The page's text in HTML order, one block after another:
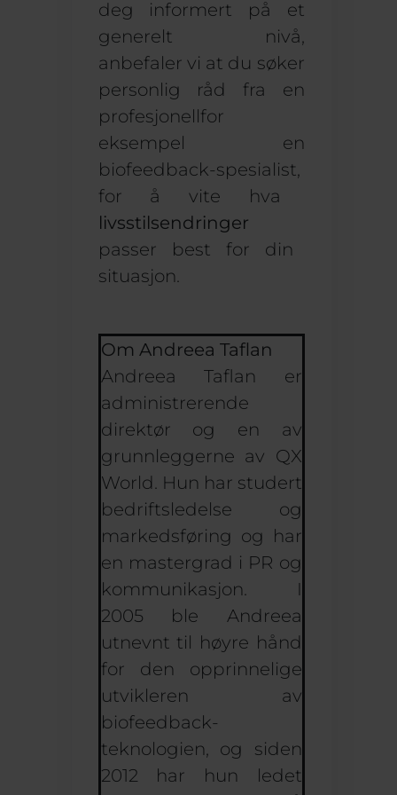
deg informert på et
generelt nivå,
anbefaler vi at du søker
personlig råd
fra en
profesjonellfor
eksempel en
biofeedback-spesialist,
for å vite hva
livsstilsendringer
passer best for din
situasjon.
Om Andreea Taflan
Andreea Taflan er
administrerende
direktør og en av
grunnleggerne av QX
World. Hun har studert
bedriftsledelse og
markedsføring og har
en mastergrad i PR og
kommunikasjon. I
2005 ble Andreea
utnevnt til høyre hånd
for den opprinnelige
utvikleren av
biofeedback-
teknologien, og siden
2012 har hun ledet